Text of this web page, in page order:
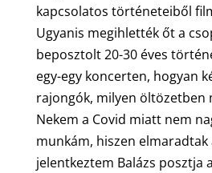
kapcsolatos történeteiből
Ugyanis megihlették őt a
beposztolt 20-30 éves
egy-egy koncerten, hogyan
rajongók, milyen öltözetben
Nekem a Covid miatt nem
munkám, hiszen elmaradtak
jelentkeztem Balázs posztja